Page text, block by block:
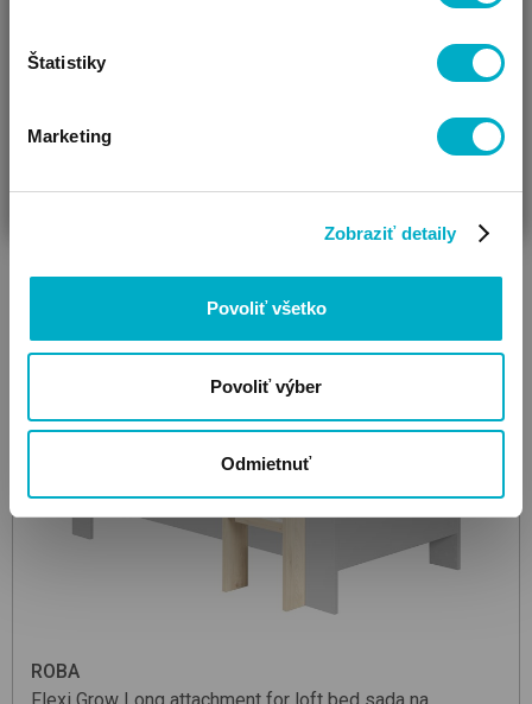
Štatistiky
Marketing
Zobraziť detaily
Povoliť všetko
Povoliť výber
Odmietnuť
ROBA